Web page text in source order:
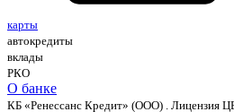
карты
автокредиты
вклады
РКО
О банке
КБ «Ренессанс Кредит» (ООО) . Лицензия